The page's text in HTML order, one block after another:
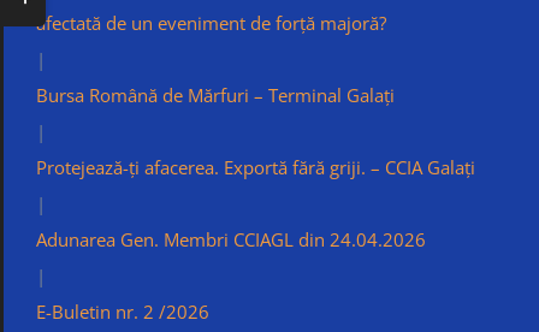
afectată de un eveniment de forță majoră?
|
Bursa Română de Mărfuri – Terminal Galați
|
Protejează-ți afacerea. Exportă fără griji. – CCIA Galați
|
Adunarea Gen. Membri CCIAGL din 24.04.2026
|
E-Buletin nr. 2 /2026
Sliding
Area